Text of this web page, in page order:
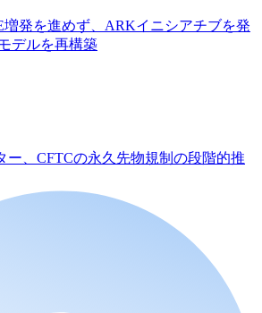
発を進めず、ARKイニシアチブを発
デルを再構築
ー、CFTCの永久先物規制の段階的推